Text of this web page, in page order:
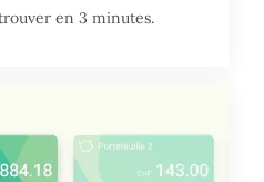
en 3 minutes.